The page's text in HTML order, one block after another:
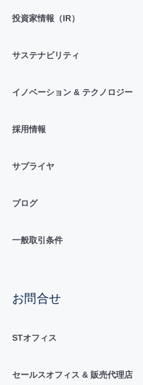
投資家情報（IR）
サステナビリティ
イノベーション & テクノロジー
採用情報
サプライヤ
ブログ
一般取引条件
お問合せ
STオフィス
セールスオフィス & 販売代理店